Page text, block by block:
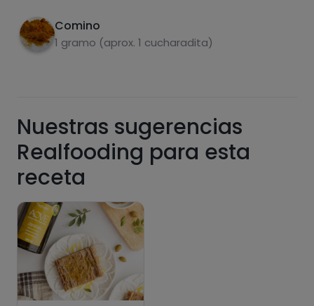
Comino
1 gramo (aprox. 1 cucharadita)
funcionalidades PLUS.
Nuestras sugerencias
Realfooding para esta
receta